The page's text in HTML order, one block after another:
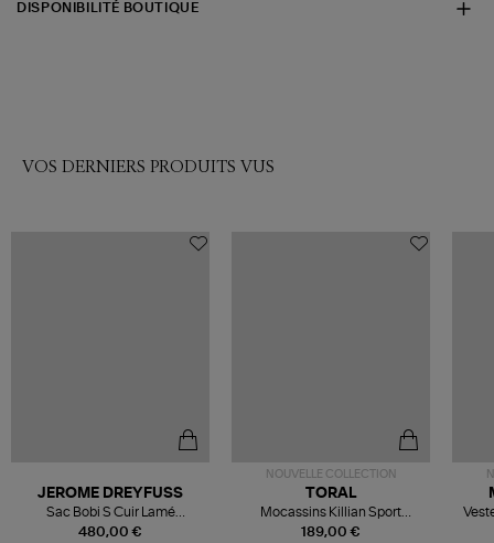
DISPONIBILITÉ BOUTIQUE
VOS DERNIERS PRODUITS VUS
480,00 €
JEROME DREYFUSS
Sac Bobi S Cuir Lamé
Champagne
NOUVELLE COLLECTION
189,00 €
TORAL
Mocassins Killian Sport
Mousse